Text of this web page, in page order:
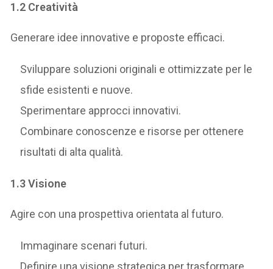
1.2 Creatività
Generare idee innovative e proposte efficaci.
Sviluppare soluzioni originali e ottimizzate per le
sfide esistenti e nuove.
Sperimentare approcci innovativi.
Combinare conoscenze e risorse per ottenere
risultati di alta qualità.
1.3 Visione
Agire con una prospettiva orientata al futuro.
Immaginare scenari futuri.